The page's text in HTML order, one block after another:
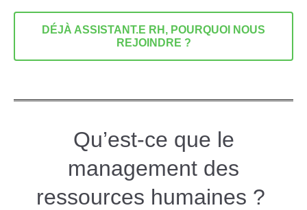
DÉJÀ ASSISTANT.E RH, POURQUOI NOUS
REJOINDRE ?
Qu’est-ce que le
management des
ressources humaines ?